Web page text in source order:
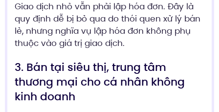
Giao dịch nhỏ vẫn phải lập hóa đơn. Đây là
quy định dễ bị bỏ qua do thói quen xử lý bán
lẻ, nhưng nghĩa vụ lập hóa đơn không phụ
thuộc vào giá trị giao dịch.
3. Bán tại siêu thị, trung tâm
thương mại cho cá nhân không
kinh doanh